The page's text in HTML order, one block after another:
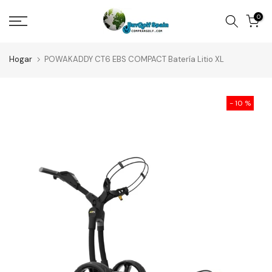
al
0
Hogar POWAKADDY CT6 EBS COMPACT Batería Litio XL
- 10 %